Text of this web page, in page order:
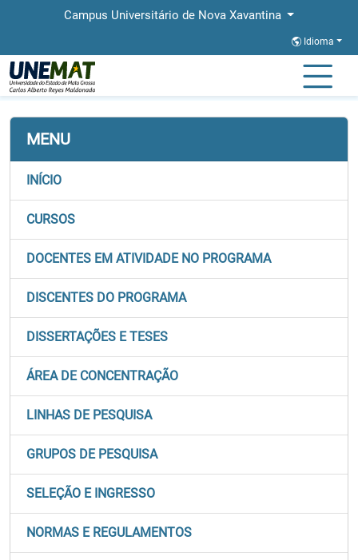
Campus Universitário de Nova Xavantina
Idioma
Página Inicial
MENU
INÍCIO
CURSOS
DOCENTES EM ATIVIDADE NO PROGRAMA
DISCENTES DO PROGRAMA
DISSERTAÇÕES E TESES
ÁREA DE CONCENTRAÇÃO
LINHAS DE PESQUISA
GRUPOS DE PESQUISA
SELEÇÃO E INGRESSO
NORMAS E REGULAMENTOS